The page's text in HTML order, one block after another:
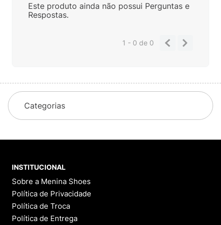
Este produto ainda não possui Perguntas e
Respostas.
1 - 0de 0
Categorias
INSTITUCIONAL
Sobre a Menina Shoes
Política de Privacidade
Política de Troca
Política de Entrega